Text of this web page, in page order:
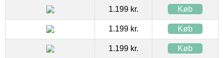
1.199 kr. Køb
1.199 kr. Køb
1.199 kr. Køb